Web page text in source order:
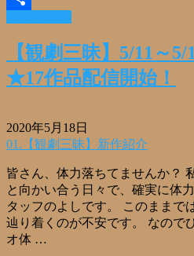
共
【観劇三昧】5/11～
★17作品配信開始！
2020年5月18日
01.【観劇三昧】新作紹介
皆さん、体力落ちてませんか？
と向かい合う日々で、確実に体
タッフのよしです。 このままで
辿り着くのが不安です。 なので
オ体 …